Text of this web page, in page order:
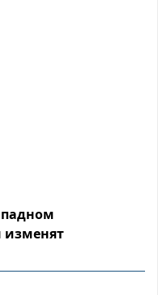
изменят